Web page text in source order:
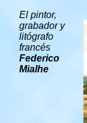
El pintor,
grabador y
litógrafo
francés
Federico
Mialhe